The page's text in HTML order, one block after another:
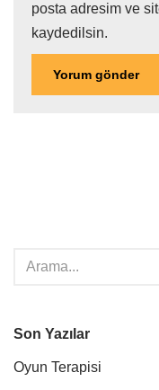
posta adresim ve
kaydedilsin.
Son Yazılar
Oyun Terapisi